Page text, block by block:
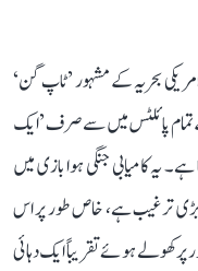
بحریہ کے مشہور ’ٹاپ گن‘
تمام پائلٹس میں سے صرف ’ایک
یہ کامیابی جنگی ہوا بازی میں
بڑی ترغیب ہے، خاص طور پر اس
کھولے ہوئے تقریباً ایک دہائی